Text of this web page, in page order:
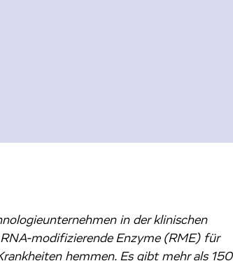
in der klinischen
modifizierende Enzyme (RME) für
hemmen. Es gibt mehr als 150